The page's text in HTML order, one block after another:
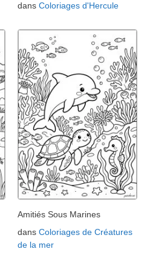
dans Coloriages d'Hercule
Amitiés Sous Marines
dans Coloriages de Créatures
de la mer